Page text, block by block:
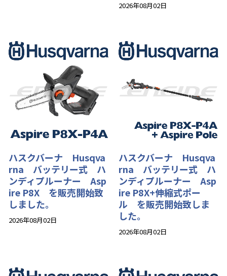
2026年08月02日
ハスクバーナ Husqva
rna バッテリー式 ハ
ンディプルーナー Asp
ire P8X を販売開始致
しました。
2026年08月02日
ハスクバーナ Husqva
rna バッテリー式 ハ
ンディプルーナー Asp
ire P8X+伸縮式ポー
ル を販売開始致しま
した。
2026年08月02日